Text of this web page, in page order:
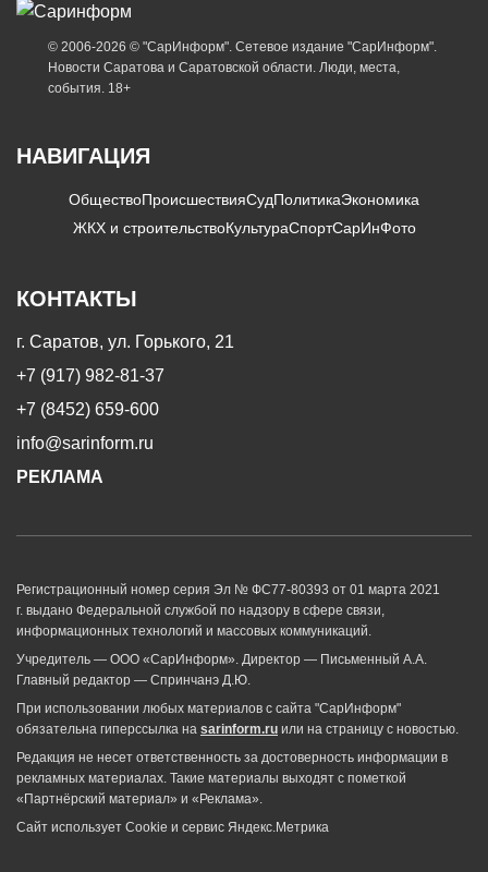
© 2006-2026 © "СарИнформ". Сетевое издание "СарИнформ".
Новости Саратова и Саратовской области. Люди, места,
события. 18+
НАВИГАЦИЯ
ОбществоПроисшествияСудПолитикаЭкономика
ЖКХ и строительствоКультураСпортСарИнФото
КОНТАКТЫ
г. Саратов, ул. Горького, 21
+7 (917) 982-81-37
+7 (8452) 659-600
info@sarinform.ru
РЕКЛАМА
Регистрационный номер серия Эл № ФС77-80393 от 01 марта 2021
г. выдано Федеральной службой по надзору в сфере связи,
информационных технологий и массовых коммуникаций.
Учредитель — ООО «СарИнформ». Директор — Письменный А.А.
Главный редактор — Спринчанэ Д.Ю.
При использовании любых материалов с сайта "СарИнформ"
обязательна гиперссылка на sarinform.ru или на страницу с новостью.
Редакция не несет ответственность за достоверность информации в
рекламных материалах. Такие материалы выходят с пометкой
«Партнёрский материал» и «Реклама».
Сайт использует Cookie и сервиc Яндекс.Метрика